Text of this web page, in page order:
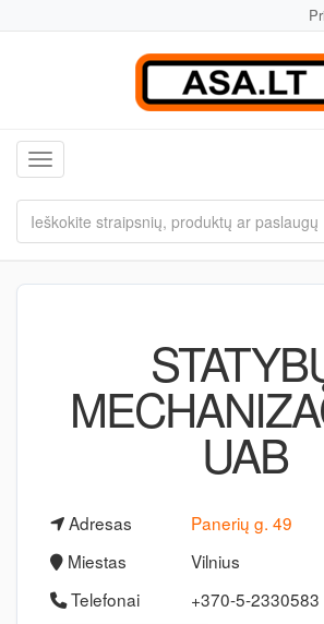
Toggle navigation
UAB
Adresas
Panerių g. 49
Miestas
Vilnius
Telefonai
+370-5-2330583